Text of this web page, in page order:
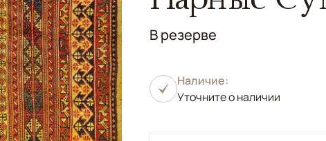
В резерве
Наличие:
Уточните о наличии